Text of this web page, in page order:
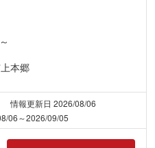
本郷
情報更新日 2026/08/06
06～2026/09/05